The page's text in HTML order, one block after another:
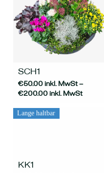
Dieses
mehrere
auf.
Die
können
SCH1
€50.00 inkl. MwSt–
€200.00 inkl. MwSt
Lange haltbar
KK1